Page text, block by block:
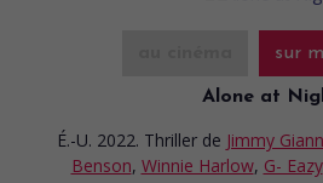
sur
Alone at
É.-U. 2022. Thriller de Jimmy
Benson, Winnie Harlow, G- Eazy